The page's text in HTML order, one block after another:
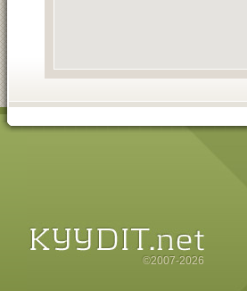
©2007-2026